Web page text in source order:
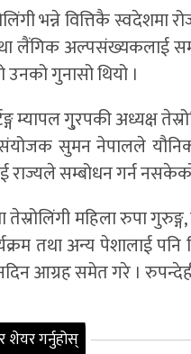
भन्ने वित्तिकै स्वदेशमा
लैंगिक अल्पसंख्यकलाई
गुनासो थियो ।
म्यापल गु्रपकी अध्यक्ष
संयोजक सुमन नेपालले
राज्यले सम्बोधन गर्न
तेस्रोलिंगी महिला रुपा
तथा अन्य पेशालाई
आग्रह समेत गरे ।
शेयर गर्नुहोस्